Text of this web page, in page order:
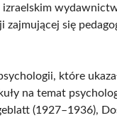
izraelskim
zajmującej się
które
na temat
(1927–1936),